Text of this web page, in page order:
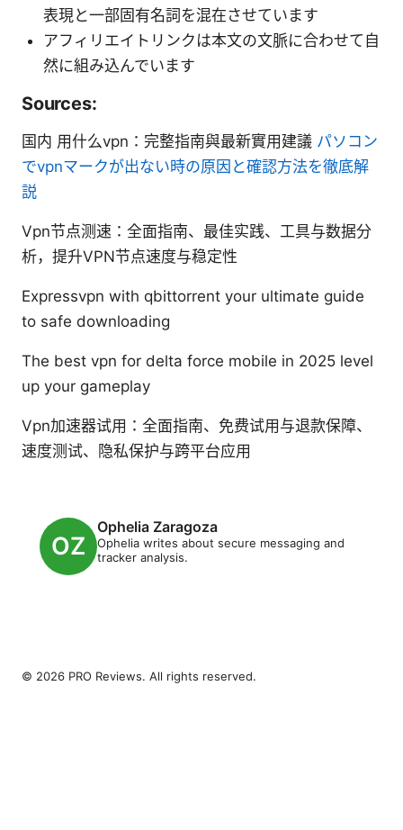
表現と一部固有名詞を混在させています
アフィリエイトリンクは本文の文脈に合わせて自
然に組み込んでいます
Sources:
国内 用什么vpn：完整指南與最新實用建議 パソコン
でvpnマークが出ない時の原因と確認方法を徹底解
説
Vpn节点测速：全面指南、最佳实践、工具与数据分
析，提升VPN节点速度与稳定性
Expressvpn with qbittorrent your ultimate guide
to safe downloading
The best vpn for delta force mobile in 2025 level
up your gameplay
Vpn加速器试用：全面指南、免费试用与退款保障、
速度测试、隐私保护与跨平台应用
Ophelia Zaragoza
Ophelia writes about secure messaging and
tracker analysis.
© 2026 PRO Reviews. All rights reserved.